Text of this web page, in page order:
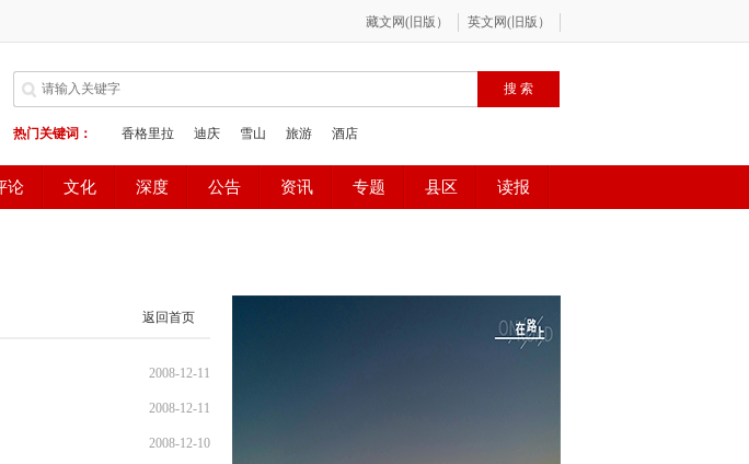
返回首页
2008-12-11
2008-12-11
2008-12-10